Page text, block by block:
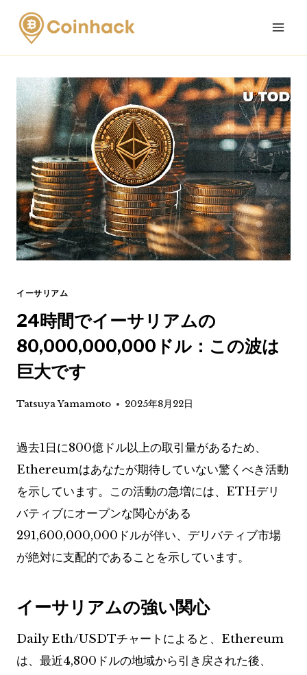
Skip
content
イーサリアム
24時間でイーサリアムの
80,000,000,000ドル：この波は
巨大です
Tatsuya Yamamoto 2025年8月22日
過去1日に800億ドル以上の取引量があるため、
Ethereumはあなたが期待していない驚くべき活動
を示しています。この活動の急増には、ETHデリ
バティブにオープンな関心がある
291,600,000,000ドルが伴い、デリバティブ市場
が絶対に支配的であることを示しています。
イーサリアムの強い関心
Daily Eth/USDTチャートによると、Ethereum
は、最近4,800ドルの地域から引き戻された後、